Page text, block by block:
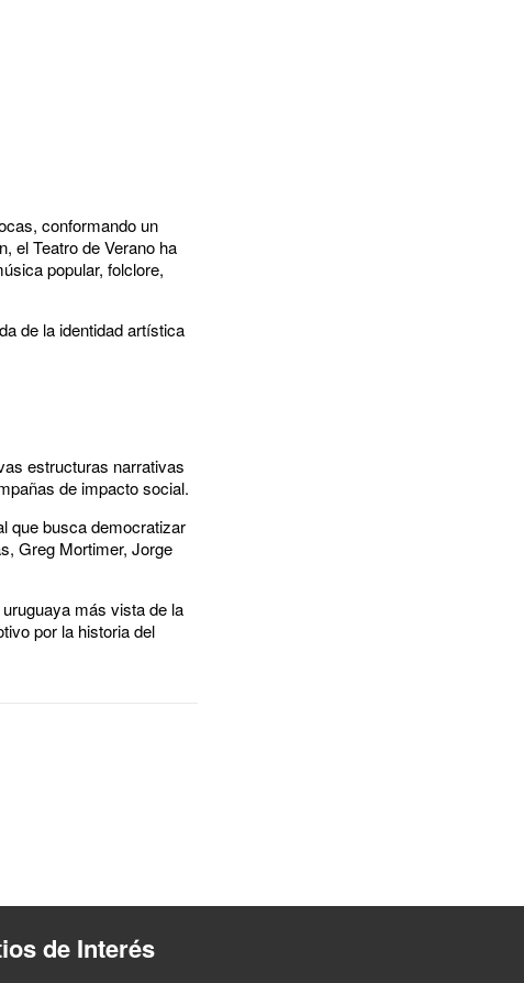
conformando un
el Teatro de Verano ha
popular, folclore,
de la identidad artística
estructuras narrativas
de impacto social.
que busca democratizar
Greg Mortimer, Jorge
más vista de la
por la historia del
de Interés